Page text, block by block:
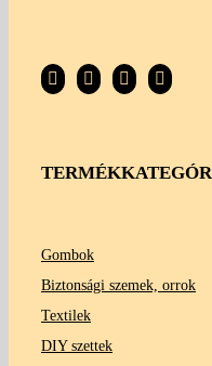
Gombok
Biztonsági szemek, orrok
Textilek
DIY szettek